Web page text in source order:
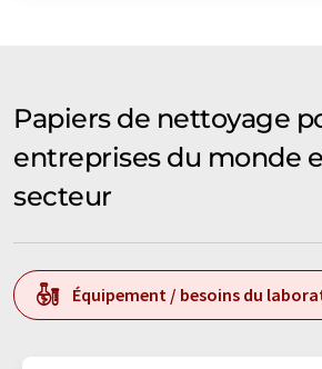
Papiers de nettoyage
entreprises du monde
secteur
Équipement / besoins du